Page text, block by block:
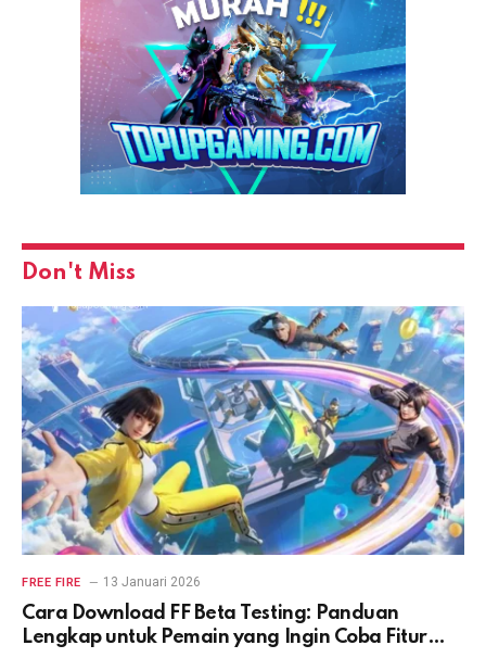
Don't Miss
FREE FIRE 13 Januari 2026
Cara Download FF Beta Testing: Panduan
Lengkap untuk Pemain yang Ingin Coba Fitur